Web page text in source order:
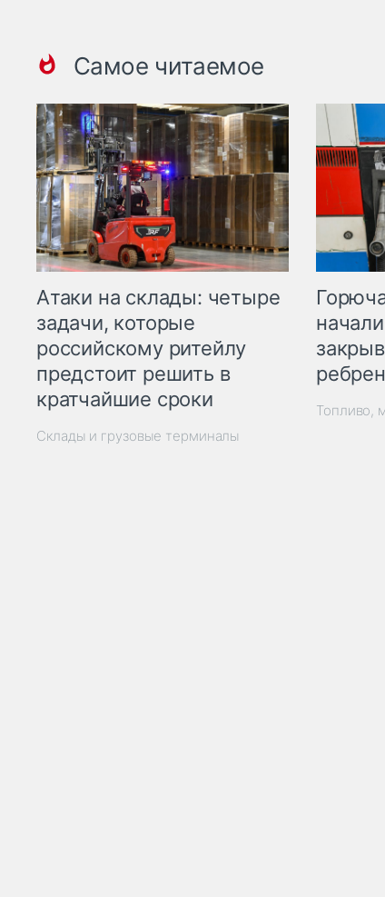
Самое читаемое
Атаки на склады: четыре
задачи, которые
российскому ритейлу
предстоит решить в
кратчайшие сроки
Склады и грузовые терминалы
Топливо,